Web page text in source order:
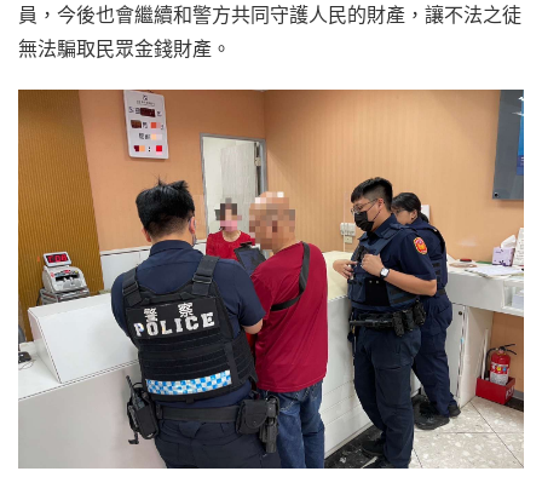
員，今後也會繼續和警方共同守護人民的財產，讓不法之徒
無法騙取民眾金錢財產。